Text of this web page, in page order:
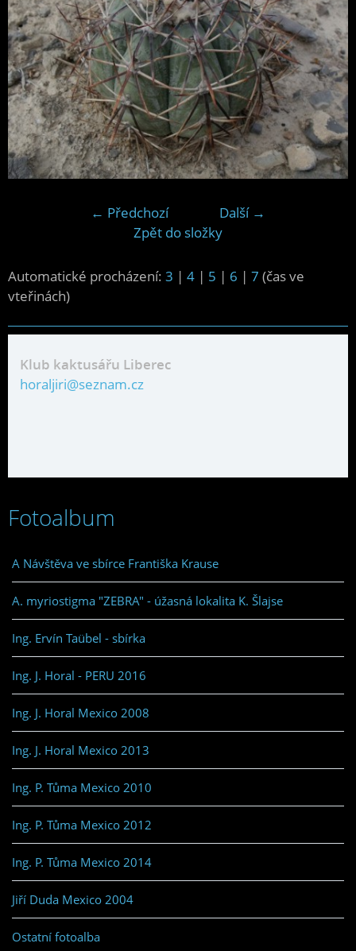
← Předchozí
Další →
Zpět do složky
Automatické procházení: 3 | 4 | 5 | 6 | 7 (čas ve
vteřinách)
Klub kaktusářu Liberec
horaljiri@seznam.cz
Fotoalbum
A Návštěva ve sbírce Františka Krause
A. myriostigma "ZEBRA" - úžasná lokalita K. Šlajse
Ing. Ervín Taübel - sbírka
Ing. J. Horal - PERU 2016
Ing. J. Horal Mexico 2008
Ing. J. Horal Mexico 2013
Ing. P. Tůma Mexico 2010
Ing. P. Tůma Mexico 2012
Ing. P. Tůma Mexico 2014
Jiří Duda Mexico 2004
Ostatní fotoalba